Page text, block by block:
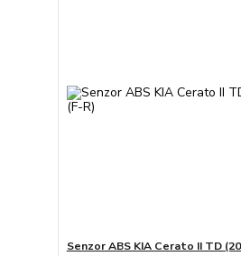
Senzor ABS KIA Cerato II TD